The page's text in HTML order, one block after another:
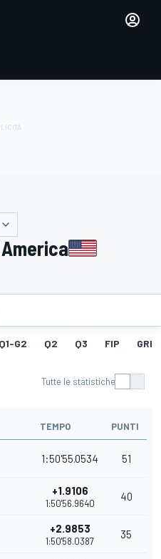
Q1-G2 Q2 Q3 FIP
Tutte le statistiche
TEMPO PUNTI
1:50'55.0534 51
+1.9106
1:50'56.9640
40
+2.9853
1:50'58.0387
35